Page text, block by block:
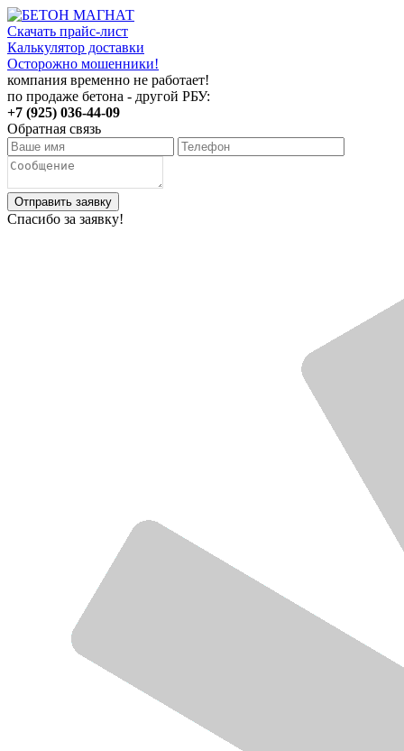
Скачать прайс-лист
Калькулятор доставки
Осторожно мошенники!
компания временно не работает!
по продаже бетона - другой РБУ:
+7 (925) 036-44-09
Обратная связь
Отправить заявку
Спасибо за заявку!